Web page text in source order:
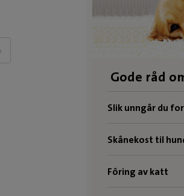
Gode råd
Slik unngår du
Skånekost til
Fôring av katt